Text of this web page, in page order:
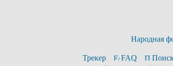
Народная
Трекер FAQ